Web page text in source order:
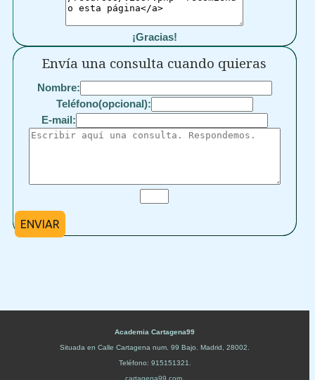
¡Gracias!
Envía una consulta cuando quieras
Nombre:
Teléfono(opcional):
E-mail:
ENVIAR
Academia Cartagena99
Situada en Calle Cartagena num. 99 Bajo Madrid 28002
Teléfono: 915151321
cartagena99.com